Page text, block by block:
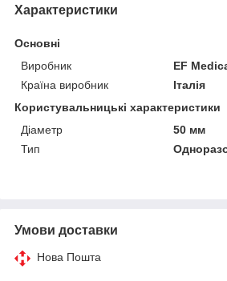
Характеристики
Основні
Виробник
EF
Країна виробник
Італія
Користувальницькі характеристики
Діаметр
50 мм
Тип
Умови доставки
Нова Пошта